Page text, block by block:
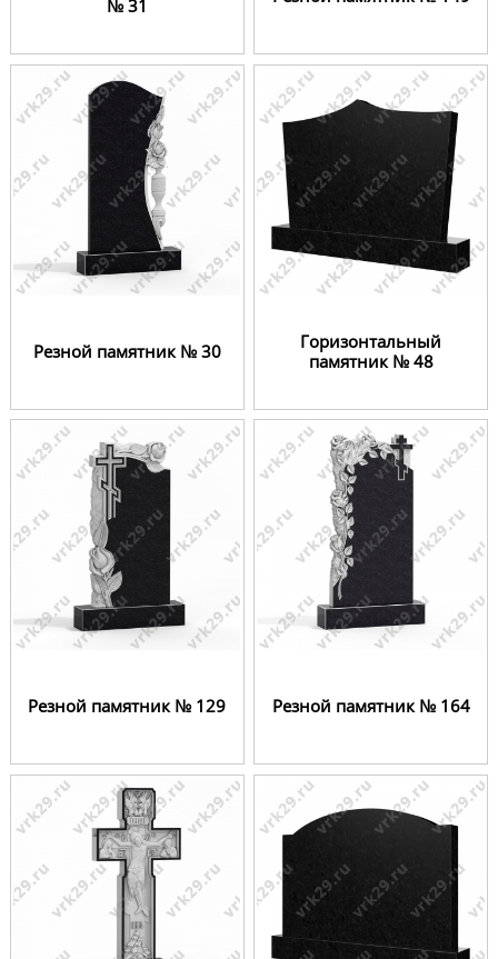
№ 31
Резной памятник № 30
Горизонтальный
памятник № 48
Резной памятник № 129 Резной памятник № 164